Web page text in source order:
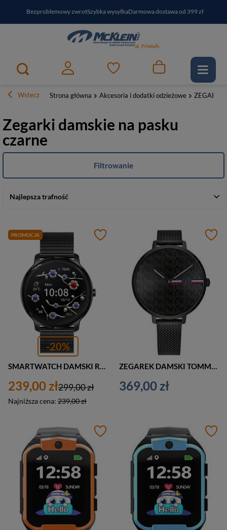
Bezproblemowy zwrotSzybka wysyłkaDarmowa dostawa od 399 zł
PayPo - kup i zapłać za30 dniZapisz się do newslettera i odbierz RABAT
Wstecz Strona główna Akcesoria i dodatki odzieżowe ZEGARKI
Zegarki damskie na pasku
czarne
Najlepsza trafność
Filtrowanie
PROMOCJA
-20%
SMARTWATCH DAMSKI Rubicon RNBE66 - WŁASNE TARCZE (sr014e)
239,00 zł
Najniższa cena: 239,00 zł
299,00 zł
ZEGAREK DAMSKI TOMMY HILFIGER 1782160 ALEXA zf545d
369,00 zł